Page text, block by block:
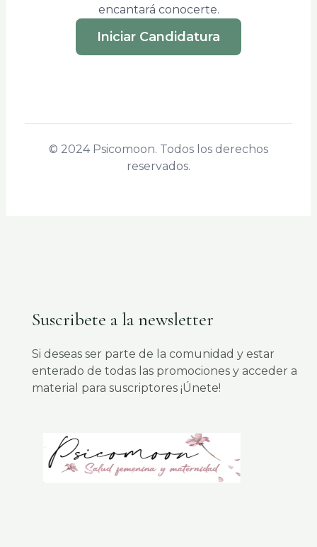
encantará conocerte.
Iniciar Candidatura
© 2024 Psicomoon. Todos los derechos
reservados.
Suscribete a la newsletter
Si deseas ser parte de la comunidad y estar
enterado de todas las promociones y acceder a
material para suscriptores ¡Únete!